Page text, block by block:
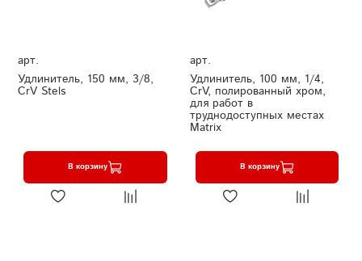
арт.
Удлинитель, 150 мм, 3/8,
CrV Stels
В корзину
арт.
Удлинитель, 100 мм, 1/4,
CrV, полированный хром,
для работ в
труднодоступных местах
Matrix
В корзину